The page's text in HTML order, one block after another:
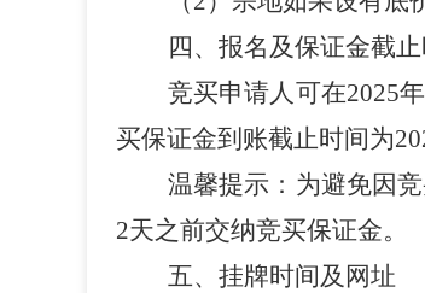
四、报名及保证金截
竞买申请人可在2025年
买保证金到账截止时间为
温馨提示：为避免因
2天之前交纳竞买保证金。
五、挂牌时间及网址